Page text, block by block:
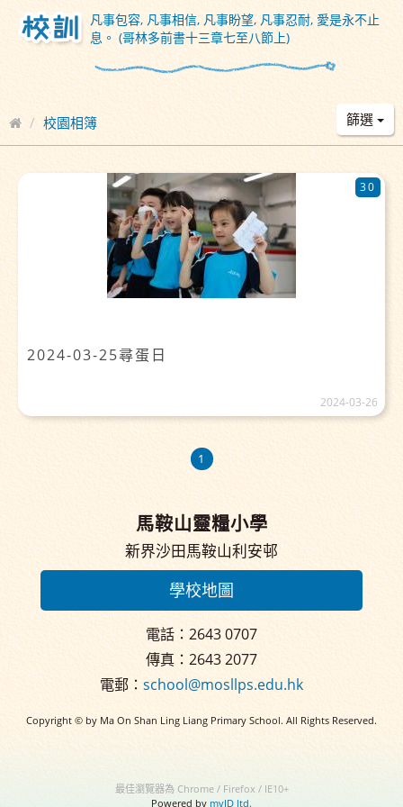
凡事包容, 凡事相信, 凡事盼望, 凡事忍耐, 愛是永不止
息。 (哥林多前書十三章七至八節上)
校園相簿 篩選
2024-03-25尋蛋日
30
2024-03-26
1
馬鞍山靈糧小學
新界沙田馬鞍山利安邨
學校地圖
電話：2643 0707
傳真：2643 2077
電郵： school@mosllps.edu.hk
Copyright © by Ma On Shan Ling Liang Primary School. All Rights Reserved.
最佳瀏覽器為 Chrome / Firefox / IE10+
Powered by myID ltd.